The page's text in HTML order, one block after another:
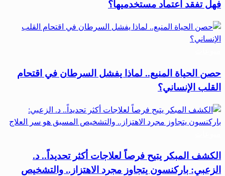
فهل تفقد اعتماد مستخدميها؟
حصن الحياة المنيع.. لماذا يفشل السرطان في اقتحام
القلب الإنساني؟
الكشف المبكر يتيح فرصاً لعلاجات أكثر تحديداً.. د.
الزعبي: باركنسون يتجاوز مجرد الاهتزاز.. والتشخيص